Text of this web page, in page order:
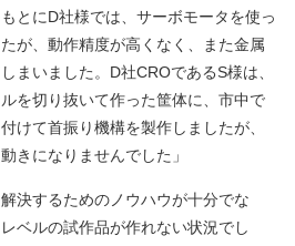
とにD社様では、サーボモータを使っ
が、動作精度が高くなく、また金属
まいました。D社CROであるS様は、
を切り抜いて作った筐体に、市中で
けて首振り機構を製作しましたが、
きになりませんでした」
決するためのノウハウが十分でな
ベルの試作品が作れない状況でし